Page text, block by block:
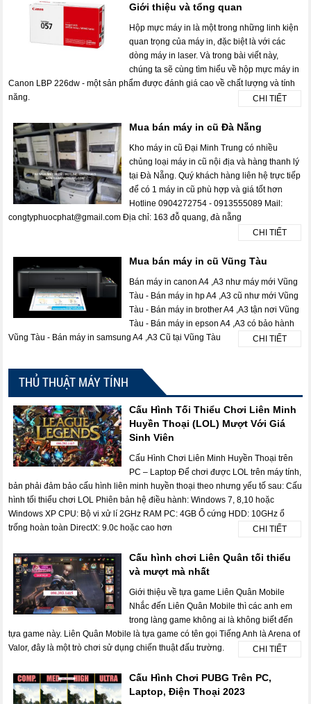
Giới thiệu và tổng quan
Hộp mực máy in là một trong những linh kiện
quan trọng của máy in, đặc biệt là với các
dòng máy in laser. Và trong bài viết này,
chúng ta sẽ cùng tìm hiểu về hộp mực máy in
Canon LBP 226dw - một sản phẩm được đánh giá cao về chất lượng và tính
năng.
CHI TIẾT
Mua bán máy in cũ Đà Nẵng
Kho máy in cũ Đại Minh Trung có nhiều
chủng loại máy in cũ nội địa và hàng thanh lý
tại Đà Nẵng. Quý khách hàng liên hệ trực tiếp
để có 1 máy in cũ phù hợp và giá tốt hơn
Hotline 0904272754 - 0913555089 Mail:
congtyphuocphat@gmail.com Địa chỉ: 163 đỗ quang, đà nẵng
CHI TIẾT
Mua bán máy in cũ Vũng Tàu
Bán máy in canon A4 ,A3 như máy mới Vũng
Tàu - Bán máy in hp A4 ,A3 cũ như mới Vũng
Tàu - Bán máy in brother A4 ,A3 tận nơi Vũng
Tàu - Bán máy in epson A4 ,A3 có bảo hành
Vũng Tàu - Bán máy in samsung A4 ,A3 Cũ tại Vũng Tàu
CHI TIẾT
THỦ THUẬT MÁY TÍNH
Cấu Hình Tối Thiểu Chơi Liên Minh
Huyền Thoại (LOL) Mượt Với Giá
Sinh Viên
Cấu Hình Chơi Liên Minh Huyền Thoại trên
PC – Laptop Để chơi được LOL trên máy tính,
bản phải đảm bảo cấu hình liên minh huyền thoại theo nhưng yếu tố sau: Cấu
hình tối thiểu chơi LOL Phiên bản hệ điều hành: Windows 7, 8,10 hoặc
Windows XP CPU: Bộ vi xử lí 2GHz RAM PC: 4GB Ổ cứng HDD: 10GHz ổ
trống hoàn toàn DirectX: 9.0c hoặc cao hơn
CHI TIẾT
Cấu hình chơi Liên Quân tối thiểu
và mượt mà nhất
Giới thiệu về tựa game Liên Quân Mobile
Nhắc đến Liên Quân Mobile thì các anh em
trong làng game không ai là không biết đến
tựa game này. Liên Quân Mobile là tựa game có tên gọi Tiếng Anh là Arena of
Valor, đây là một trò chơi sử dụng chiến thuật đấu trường.
CHI TIẾT
Cấu Hình Chơi PUBG Trên PC,
Laptop, Điện Thoại 2023